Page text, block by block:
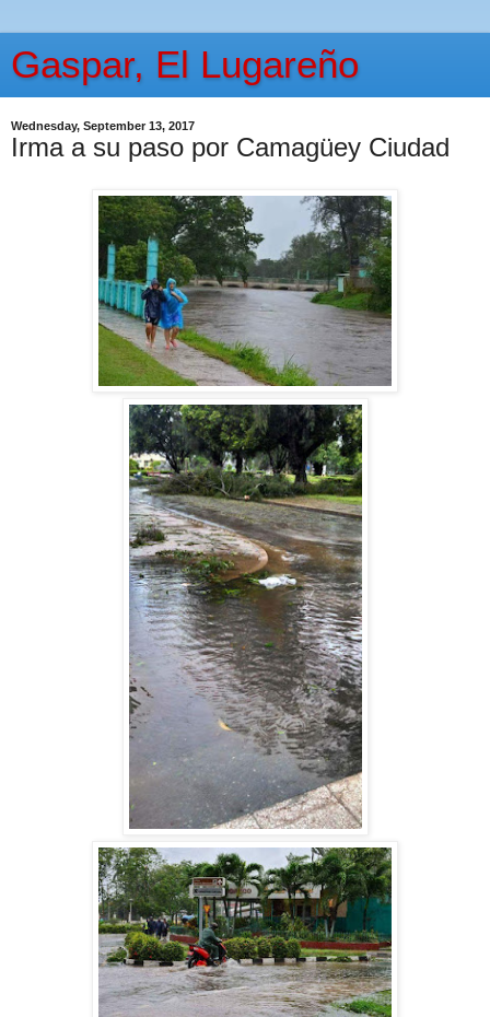
Gaspar, El Lugareño
Wednesday, September 13, 2017
Irma a su paso por Camagüey Ciudad